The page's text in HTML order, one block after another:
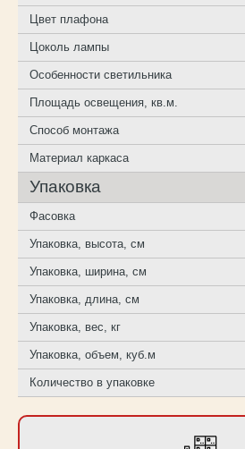
Цвет плафона
Цоколь лампы
Особенности светильника
Площадь освещения, кв.м.
Способ монтажа
Материал каркаса
Упаковка
Фасовка
Упаковка, высота, см
Упаковка, ширина, см
Упаковка, длина, см
Упаковка, вес, кг
Упаковка, объем, куб.м
Количество в упаковке